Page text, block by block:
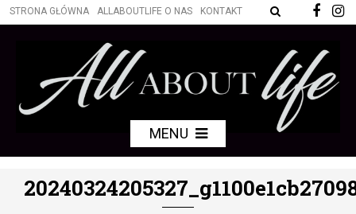
STRONA GŁÓWNA ALLABOUTLIFE O NAS KONTAKT
MENU